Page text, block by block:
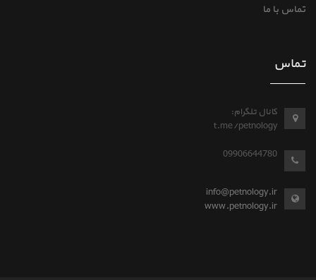
تماس با ما
تماس
کانال تلگرام:
t.me/petnology
09906644780
info@petnology.ir
www.petnology.ir